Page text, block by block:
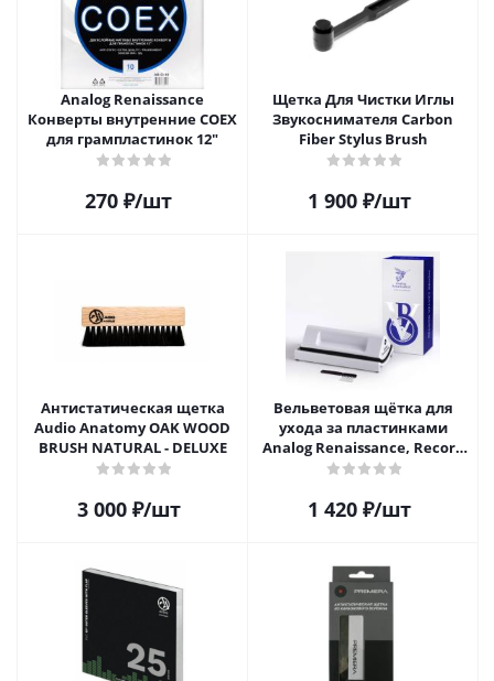
Analog Renaissance
Конверты внутренние COEX
для грампластинок 12"
270 ₽/шт
Щетка Для Чистки Иглы
Звукоснимателя Carbon
Fiber Stylus Brush
1 900₽/шт
Антистатическая щетка
Audio Anatomy OAK WOOD
BRUSH NATURAL - DELUXE
3 000₽/шт
Вельветовая щётка для
ухода за пластинками
Analog Renaissance, Record
Velvet Brush, AR-7152, White
1 420₽/шт